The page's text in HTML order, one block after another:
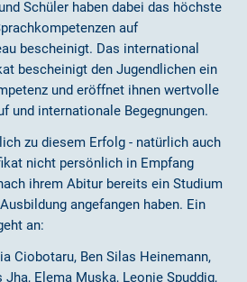
Schüler haben dabei das höchste
auf
bescheinigt. Das international
bescheinigt den Jugendlichen ein
und eröffnet ihnen wertvolle
und internationale Begegnungen.
zu diesem Erfolg - natürlich auch
nicht persönlich in Empfang
ihrem Abitur bereits ein Studium
angefangen haben. Ein
an:
Ciobotaru, Ben Silas Heinemann,
Elema Muska, Leonie Spuddig,